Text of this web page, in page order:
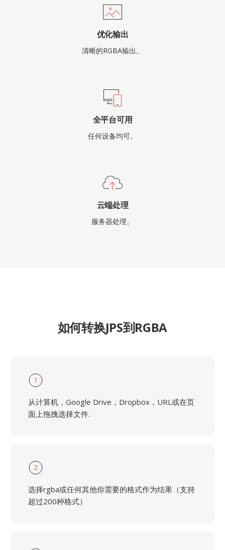
优化输出
清晰的RGBA输出。
全平台可用
任何设备均可。
云端处理
服务器处理。
如何转换JPS到RGBA
1
从计算机，Google Drive，Dropbox，URL或在页
面上拖拽选择文件.
2
选择rgba或任何其他你需要的格式作为结果（支持
超过200种格式）